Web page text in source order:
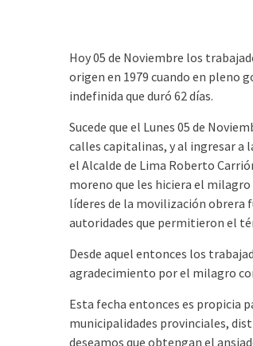
Hoy 05 de Noviembre los
origen en 1979 cuando en pleno
indefinida que duró 62 días.
Sucede que el Lunes 05 de
calles capitalinas, y al ingresar a
el Alcalde de Lima Roberto
moreno que les hiciera el
líderes de la movilización obrera
autoridades que permitieron el
Desde aquel entonces los
agradecimiento por el milagro
Esta fecha entonces es propicia
municipalidades provinciales,
deseamos que obtengan el